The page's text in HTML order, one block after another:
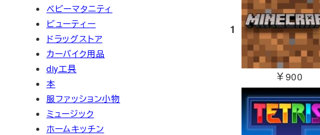
1
￥900
ベビーマタニティ
ビューティー
ドラッグストア
カーバイク用品
diy工具
本
服ファッション小物
ミュージック
ホームキッチン